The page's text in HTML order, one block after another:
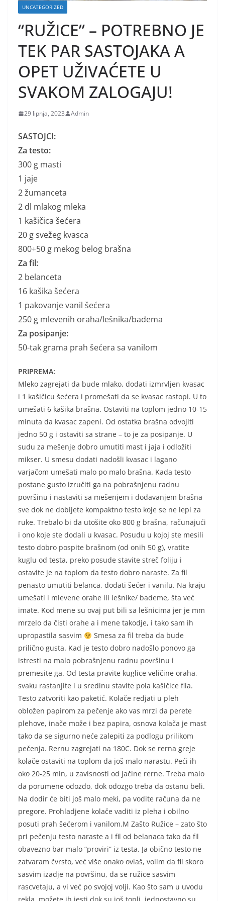
UNCATEGORIZED
“RUŽICE” – POTREBNO JE
TEK PAR SASTOJAKA A
OPET UŽIVAĆETE U
SVAKOM ZALOGAJU!
29 lipnja, 2023 Admin
SASTOJCI:
Za testo:
300 g masti
1 jaje
2 žumanceta
2 dl mlakog mleka
1 kašičica šećera
20 g svežeg kvasca
800+50 g mekog belog brašna
Za fil:
2 belanceta
16 kašika šećera
1 pakovanje vanil šećera
250 g mlevenih oraha/lešnika/badema
Za posipanje:
50-tak grama prah šećera sa vanilom
PRIPREMA:
Mleko zagrejati da bude mlako, dodati izmrvljen kvasac
i 1 kašičicu šećera i promešati da se kvasac rastopi. U to
umešati 6 kašika brašna. Ostaviti na toplom jedno 10-15
minuta da kvasac zapeni. Od ostatka brašna odvojiti
jedno 50 g i ostaviti sa strane – to je za posipanje. U
sudu za mešenje dobro umutiti mast i jaja i odložiti
mikser. U smesu dodati nadošli kvasac i lagano
varjačom umešati malo po malo brašna. Kada testo
postane gusto izručiti ga na pobrašnjenu radnu
površinu i nastaviti sa mešenjem i dodavanjem brašna
sve dok ne dobijete kompaktno testo koje se ne lepi za
ruke. Trebalo bi da utošite oko 800 g brašna, računajući
i ono koje ste dodali u kvasac. Posudu u kojoj ste mesili
testo dobro pospite brašnom (od onih 50 g), vratite
kuglu od testa, preko posude stavite streč foliju i
ostavite je na toplom da testo dobro naraste. Za fil
penasto umutiti belanca, dodati šećer i vanilu. Na kraju
umešati i mlevene orahe ili lešnike/ bademe, šta već
imate. Kod mene su ovaj put bili sa lešnicima jer je mm
mrzelo da čisti orahe a i mene takodje, i tako sam ih
upropastila sasvim
Smesa za fil treba da bude
prilično gusta. Kad je testo dobro nadošlo ponovo ga
istresti na malo pobrašnjenu radnu površinu i
premesite ga. Od testa pravite kuglice veličine oraha,
svaku rastanjite i u sredinu stavite pola kašičice fila.
Testo zatvoriti kao paketić. Kolače redjati u pleh
obložen papirom za pečenje ako vas mrzi da perete
plehove, inače može i bez papira, osnova kolača je mast
tako da se sigurno neće zalepiti za podlogu prilikom
pečenja. Rernu zagrejati na 180C. Dok se rerna greje
kolače ostaviti na toplom da još malo narastu. Peći ih
oko 20-25 min, u zavisnosti od jačine rerne. Treba malo
da porumene odozdo, dok odozgo treba da ostanu beli.
Na dodir će biti još malo meki, pa vodite računa da ne
pregore. Prohladjene kolače vaditi iz pleha i obilno
posuti prah šećerom i vanilom.M Zašto Ružice – zato što
pri pečenju testo naraste a i fil od belanaca tako da fil
obavezno bar malo “proviri” iz testa. Ja obično testo ne
zatvaram čvrsto, već više onako ovlaš, volim da fil skoro
sasvim izadje na površinu, da se ružice sasvim
rascvetaju, a vi već po svojoj volji. Kao što sam u uvodu